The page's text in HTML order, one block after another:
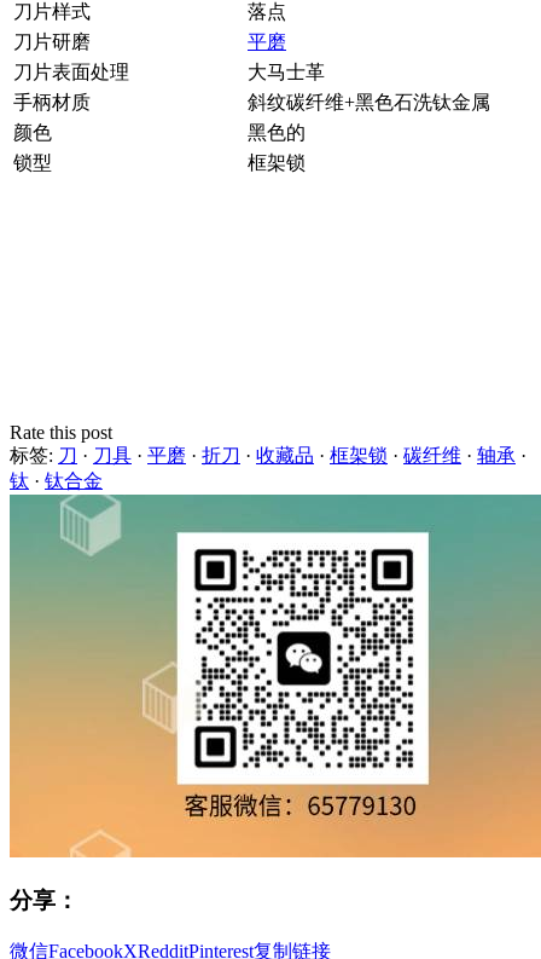
刀片样式
落点
刀片研磨
平磨
刀片表面处理
大马士革
手柄材质
斜纹碳纤维+黑色石洗钛金属
颜色
黑色的
锁型
框架锁
Rate this post
标签: 刀 · 刀具 · 平磨 · 折刀 · 收藏品 · 框架锁 · 碳纤维 · 轴承 ·
钛 · 钛合金
分享：
微信FacebookXRedditPinterest复制链接